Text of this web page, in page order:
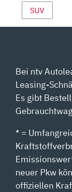
SUV
Bei ntv
Leasing-
Es gibt
* =
neuer Pkw
offiziellen